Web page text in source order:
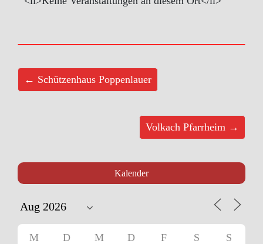
← Schützenhaus Poppenlauer
Volkach Pfarrheim →
Kalender
M D M D F S S